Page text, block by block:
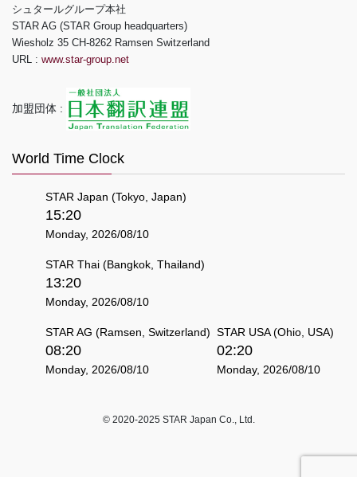
シュタールグループ本社
STAR AG (STAR Group headquarters)
Wiesholz 35 CH-8262 Ramsen Switzerland
URL : www.star-group.net
加盟団体 :
World Time Clock
STAR Japan (Tokyo, Japan)
15:20
Monday, 2026/08/10
STAR Thai (Bangkok, Thailand)
13:20
Monday, 2026/08/10
STAR AG (Ramsen, Switzerland)
08:20
Monday, 2026/08/10
STAR USA (Ohio, USA)
02:20
Monday, 2026/08/10
© 2020-2025 STAR Japan Co., Ltd.